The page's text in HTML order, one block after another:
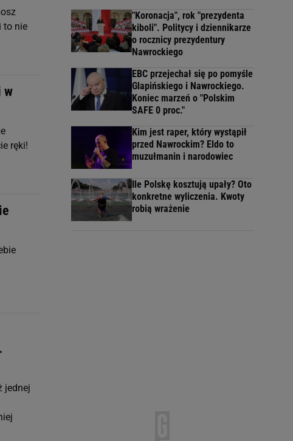
to nie
w
ręki!
jednej
"Koronacja", rok "prezydenta
kiboli". Politycy i dziennikarze
o rocznicy prezydentury
Nawrockiego
EBC przejechał się po pomyśle
Glapińskiego i Nawrockiego.
Koniec marzeń o "Polskim
SAFE 0 proc."
Kim jest raper, który wystąpił
przed Nawrockim? Eldo to
muzułmanin i narodowiec
Ile Polskę kosztują upały? Oto
konkretne wyliczenia. Kwoty
robią wrażenie
pomiar reklam i treści,